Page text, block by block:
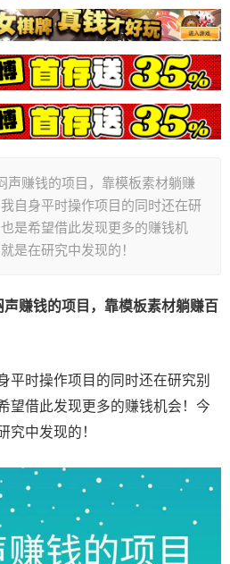
声赚钱的项目，靠模板素材躺赚
自身平时操作项目的同时还在研
是希望借此发现更多的赚钱机
是在研究中发现的！
赚钱的项目，靠模板素材躺赚百
平时操作项目的同时还在研究别
望借此发现更多的赚钱机会！今
究中发现的！